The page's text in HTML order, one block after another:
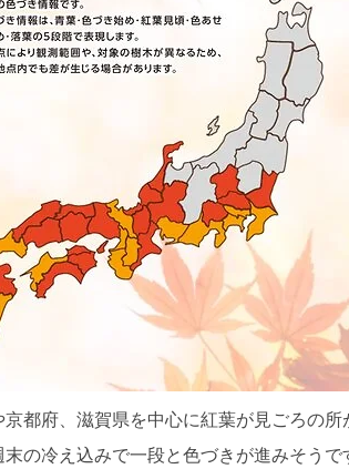
都府、滋賀県を中心に紅葉が見ごろの
の冷え込みで一段と色づきが進みそう